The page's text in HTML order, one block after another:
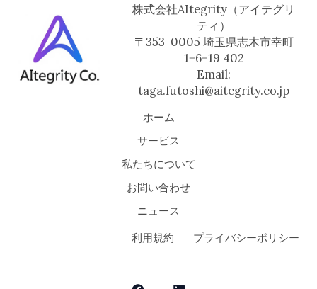
株式会社AItegrity（アイテグリ
ティ）
〒353-0005 埼玉県志木市幸町
1−6−19 402
Email:
taga.futoshi@aitegrity.co.jp
ホーム
サービス
私たちについて
お問い合わせ
ニュース
利用規約
プライバシーポリシー